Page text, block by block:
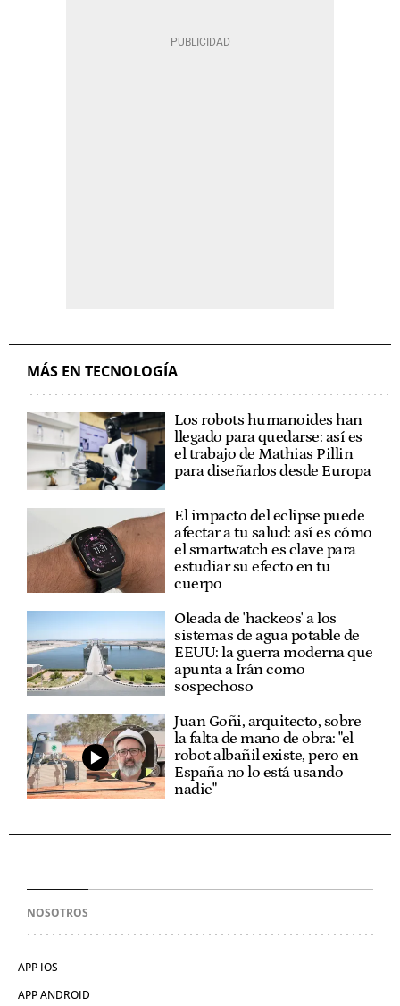
MÁS EN TECNOLOGÍA
Los robots humanoides han
llegado para quedarse: así es
el trabajo de Mathias Pillin
para diseñarlos desde Europa
El impacto del eclipse puede
afectar a tu salud: así es cómo
el smartwatch es clave para
estudiar su efecto en tu
cuerpo
Oleada de 'hackeos' a los
sistemas de agua potable de
EEUU: la guerra moderna que
apunta a Irán como
sospechoso
Juan Goñi, arquitecto, sobre
la falta de mano de obra: "el
robot albañil existe, pero en
España no lo está usando
nadie"
NOSOTROS
APP IOS
APP ANDROID